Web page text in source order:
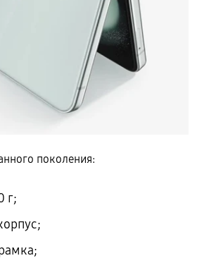
поколения:
г;